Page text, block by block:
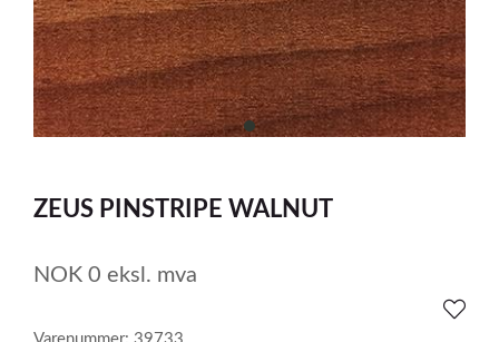
item
of
ZEUS PINSTRIPE WALNUT
NOK 0 eksl. mva